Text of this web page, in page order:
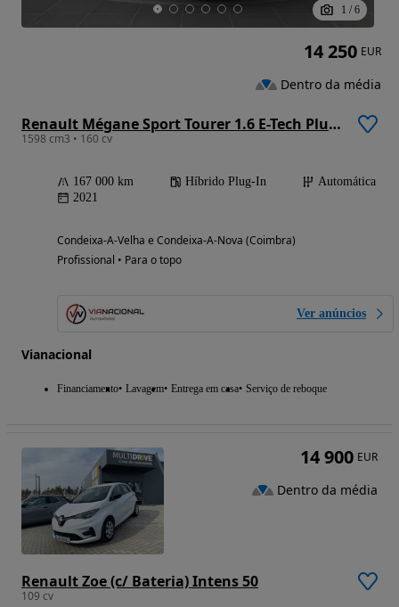
1 / 6
Renault Mégane Sport Tourer 1.6 E-Tech Plug-In Hybrid Techno
1598 cm3 • 160 cv
167 000 km Híbrido Plug-In
Automática
2021
Condeixa-A-Velha e Condeixa-A-Nova (Coimbra)
Profissional • Para o topo
Ver anúncios
Vianacional
Financiamento Lavagem Entrega em casa Serviço de reboque
14 250 EUR
Dentro da média
Renault Zoe (c/ Bateria) Intens 50
109 cv
14 900 EUR
Dentro da média